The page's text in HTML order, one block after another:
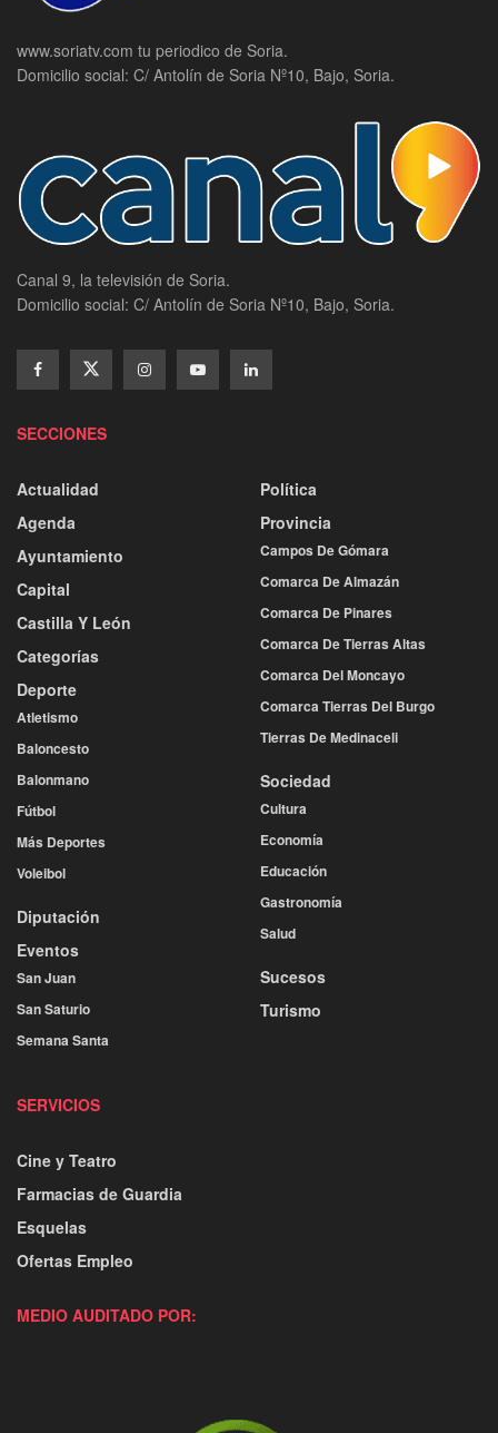
www.soriatv.com tu periodico de Soria.
Domicilio social: C/ Antolín de Soria Nº10, Bajo, Soria.
Canal 9, la televisión de Soria.
Domicilio social: C/ Antolín de Soria Nº10, Bajo, Soria.
SECCIONES
Actualidad
Agenda
Ayuntamiento
Capital
Castilla Y León
Categorías
Deporte
Atletismo
Baloncesto
Balonmano
Fútbol
Más Deportes
Voleibol
Diputación
Eventos
San Juan
San Saturio
Semana Santa
Política
Provincia
Campos De Gómara
Comarca De Almazán
Comarca De Pinares
Comarca De Tierras Altas
Comarca Del Moncayo
Comarca Tierras Del Burgo
Tierras De Medinaceli
Sociedad
Cultura
Economía
Educación
Gastronomía
Salud
Sucesos
Turismo
SERVICIOS
Cine y Teatro
Farmacias de Guardia
Esquelas
Ofertas Empleo
MEDIO AUDITADO POR: